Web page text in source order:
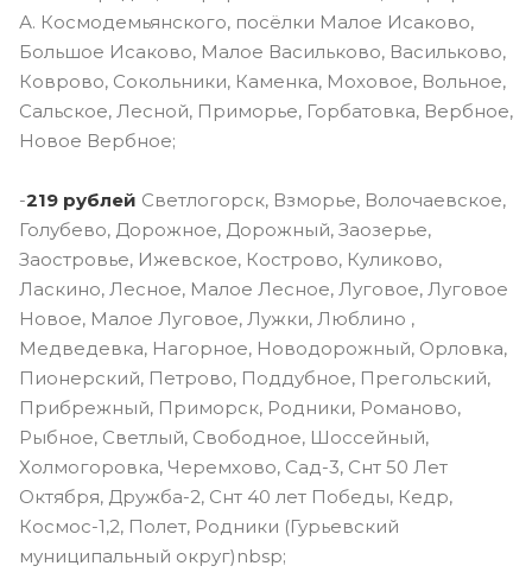
А. Космодемьянского, посёлки Малое Исаково,
Большое Исаково, Малое Васильково, Васильково,
Коврово, Сокольники, Каменка, Моховое, Вольное,
Сальское, Лесной, Приморье, Горбатовка, Вербное,
Новое Вербное;
-219 рублей Светлогорск, Взморье, Волочаевское,
Голубево, Дорожное, Дорожный, Заозерье,
Заостровье, Ижевское, Кострово, Куликово,
Ласкино, Лесное, Малое Лесное, Луговое, Луговое
Новое, Малое Луговое, Лужки, Люблино ,
Медведевка, Нагорное, Новодорожный, Орловка,
Пионерский, Петрово, Поддубное, Прегольский,
Прибрежный, Приморск, Родники, Романово,
Рыбное, Светлый, Свободное, Шоссейный,
Холмогоровка, Черемхово, Сад-3, Снт 50 Лет
Октября, Дружба-2, Снт 40 лет Победы, Кедр,
Космос-1,2, Полет, Родники (Гурьевский
муниципальный округ)nbsp;